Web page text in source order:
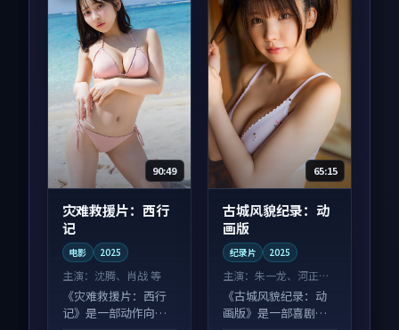
90:49
灾难救援片：西行
记
电影 2025
主演： 沈腾、肖战 等
《灾难救援片：西行
记》是一部动作向电
65:15
古城风貌纪录：动
画版
纪录片 2025
主演：朱一龙、河正宇
等
《古城风貌纪录：动
画版》是一部喜剧向